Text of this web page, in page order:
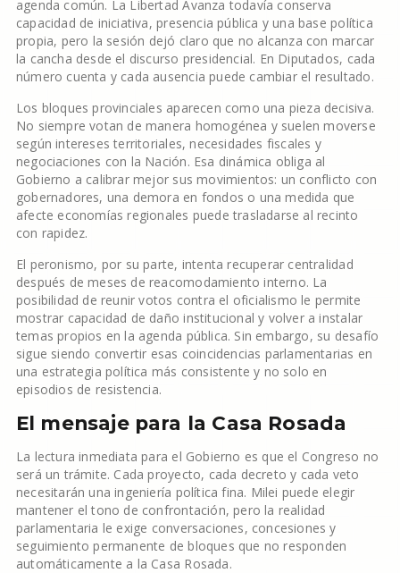
agenda común. La Libertad Avanza todavía conserva
capacidad de iniciativa, presencia pública y una base política
propia, pero la sesión dejó claro que no alcanza con marcar
la cancha desde el discurso presidencial. En Diputados, cada
número cuenta y cada ausencia puede cambiar el resultado.
Los bloques provinciales aparecen como una pieza decisiva.
No siempre votan de manera homogénea y suelen moverse
según intereses territoriales, necesidades fiscales y
negociaciones con la Nación. Esa dinámica obliga al
Gobierno a calibrar mejor sus movimientos: un conflicto con
gobernadores, una demora en fondos o una medida que
afecte economías regionales puede trasladarse al recinto
con rapidez.
El peronismo, por su parte, intenta recuperar centralidad
después de meses de reacomodamiento interno. La
posibilidad de reunir votos contra el oficialismo le permite
mostrar capacidad de daño institucional y volver a instalar
temas propios en la agenda pública. Sin embargo, su desafío
sigue siendo convertir esas coincidencias parlamentarias en
una estrategia política más consistente y no solo en
episodios de resistencia.
El mensaje para la Casa Rosada
La lectura inmediata para el Gobierno es que el Congreso no
será un trámite. Cada proyecto, cada decreto y cada veto
necesitarán una ingeniería política fina. Milei puede elegir
mantener el tono de confrontación, pero la realidad
parlamentaria le exige conversaciones, concesiones y
seguimiento permanente de bloques que no responden
automáticamente a la Casa Rosada.